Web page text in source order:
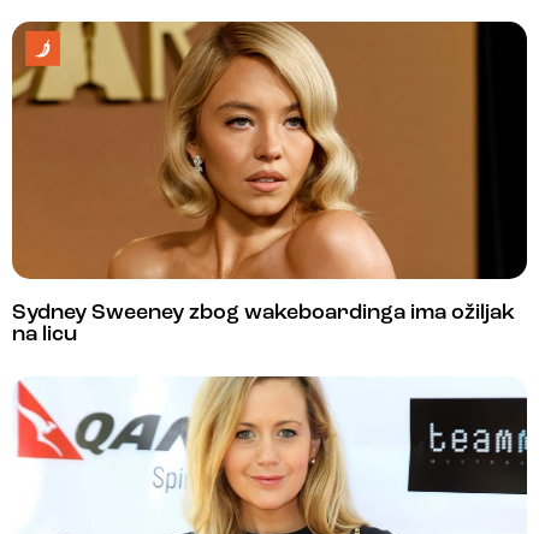
Sydney Sweeney zbog wakeboardinga ima ožiljak
na licu